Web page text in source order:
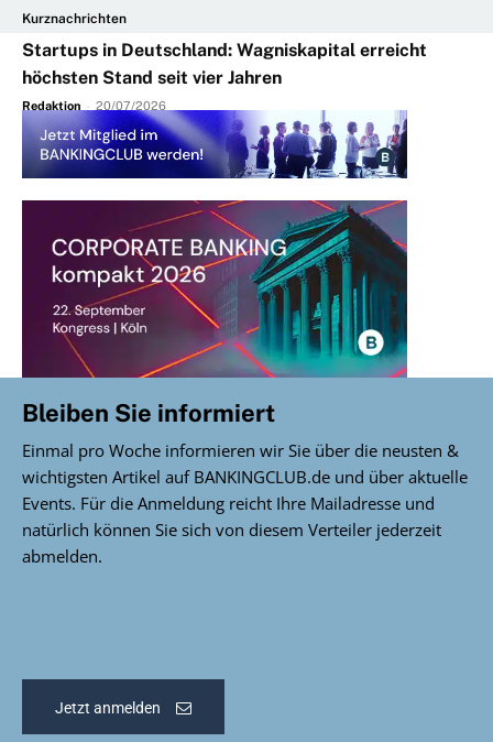
Kurznachrichten
Startups in Deutschland: Wagniskapital erreicht
höchsten Stand seit vier Jahren
Redaktion - 20/07/2026
Bleiben Sie informiert
Einmal pro Woche informieren wir Sie über die neusten &
wichtigsten Artikel auf BANKINGCLUB.de und über aktuelle
Events. Für die Anmeldung reicht Ihre Mailadresse und
natürlich können Sie sich von diesem Verteiler jederzeit
abmelden.
Jetzt anmelden